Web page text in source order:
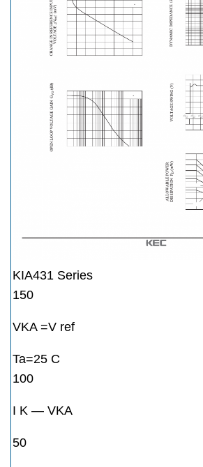
KIA431 Series
150
VKA =V ref
Ta=25 C
100
I K — VKA
50